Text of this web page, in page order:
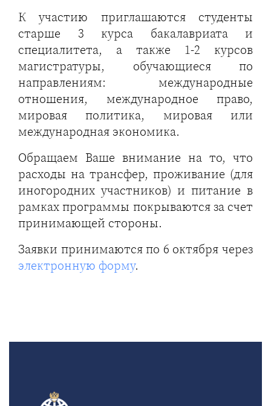
К участию приглашаются студенты
старше 3 курса бакалавриата и
специалитета, а также 1-2 курсов
магистратуры, обучающиеся по
направлениям: международные
отношения, международное право,
мировая политика, мировая или
международная экономика.
Обращаем Ваше внимание на то, что
расходы на трансфер, проживание (для
иногородних участников) и питание в
рамках программы покрываются за счет
принимающей стороны.
Заявки принимаются по 6 октября через
электронную форму.